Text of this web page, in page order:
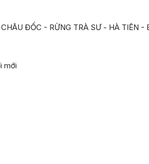
ĐỐC - RỪNG TRÀ SƯ - HÀ TIÊN
mới